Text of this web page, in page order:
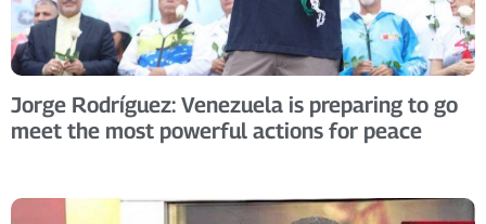
Jorge Rodríguez: Venezuela is preparing to go
meet the most powerful actions for peace